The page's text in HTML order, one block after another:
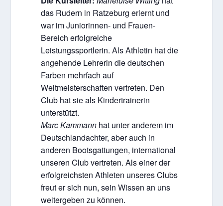
das Rudern in Ratzeburg erlernt und
war im Juniorinnen- und Frauen-
Bereich erfolgreiche
Leistungssportlerin. Als Athletin hat die
angehende Lehrerin die deutschen
Farben mehrfach auf
Weltmeisterschaften vertreten. Den
Club hat sie als Kindertrainerin
unterstützt.
Marc Kammann hat unter anderem im
Deutschlandachter, aber auch in
anderen Bootsgattungen, international
unseren Club vertreten. Als einer der
erfolgreichsten Athleten unseres Clubs
freut er sich nun, sein Wissen an uns
weitergeben zu können.